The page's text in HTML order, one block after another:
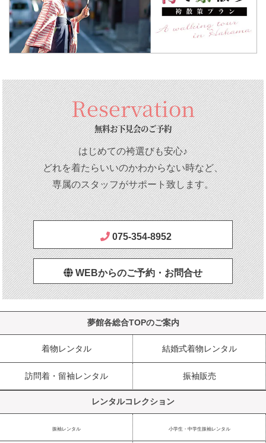
Reservation
無料お下見会のご予約
はじめての袴選びも安心♪
どれを着たらいいのかわからない時など、
専属のスタッフがサポート致します。
075-354-8952
WEBからのご予約・お問合せ
夢館各総合TOPのご案内
着物レンタル 結婚式着物レンタル
訪問着・留袖レンタル 振袖販売
レンタルコレクション
振袖レンタル 小学生・中学生振袖レンタル